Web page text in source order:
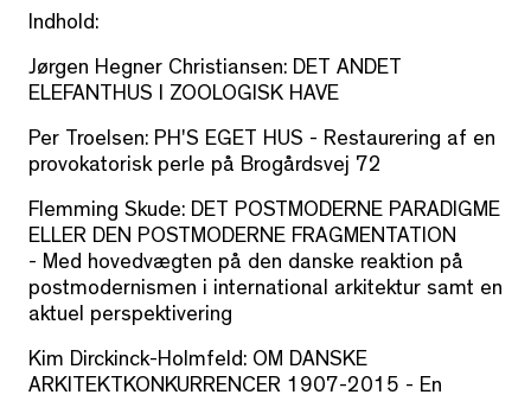
Indhold:
Jørgen Hegner Christiansen: DET ANDET
ELEFANTHUS I ZOOLOGISK HAVE
Per Troelsen: PH'S EGET HUS - Restaurering af en
provokatorisk perle på Brogårdsvej 72
Flemming Skude: DET POSTMODERNE PARADIGME
ELLER DEN POSTMODERNE FRAGMENTATION
- Med hovedvægten på den danske reaktion på
postmodernismen i international arkitektur samt en
aktuel perspektivering
Kim Dirckinck-Holmfeld: OM DANSKE
ARKITEKTKONKURRENCER 1907-2015 - En